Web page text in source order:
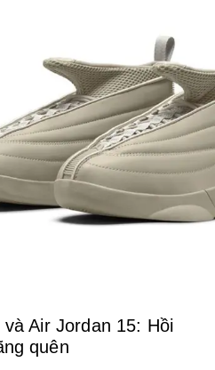
Air Jordan 15: Hồi
quên